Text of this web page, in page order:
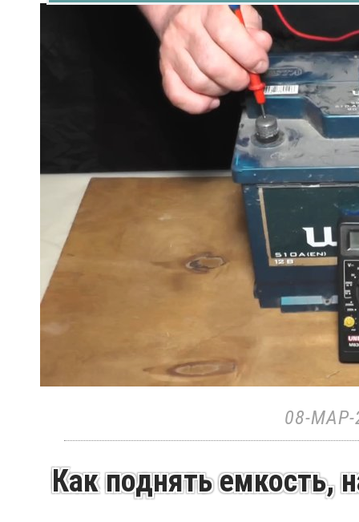
08-МАР-
Как поднять емкость,